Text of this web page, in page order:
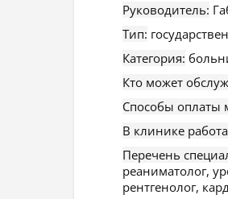
Руководитель:
Тип:
Категория:
Кто может
Способы оплаты
В клинике
Перечень
реаниматолог,
рентгенолог,